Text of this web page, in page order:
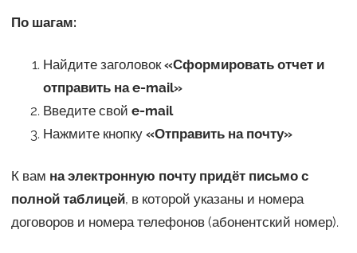
По шагам:
Найдите заголовок«Сформировать отчет и
отправить на e-mail»
Введите свой e-mail
Нажмите кнопку «Отправить на почту»
К вам на электронную почту придёт письмо с
полной таблицей, в которой указаны и номера
договоров и номера телефонов (абонентский номер).